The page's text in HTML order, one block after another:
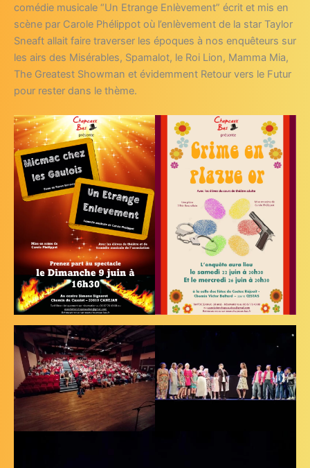
comédie musicale “Un Etrange Enlèvement” écrit et mis en
scène par Carole Phélippot où l’enlèvement de la star Taylor
Sneaft allait faire traverser les époques à nos enquêteurs sur
les airs des Misérables, Spamalot, le Roi Lion, Mamma Mia,
The Greatest Showman et évidemment Retour vers le Futur
pour rester dans le thème.